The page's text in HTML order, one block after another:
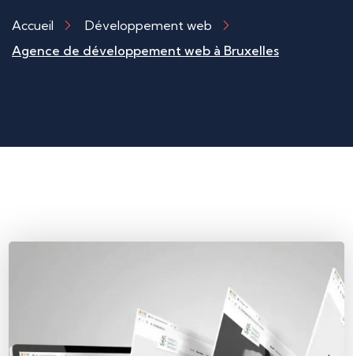
Accueil
Développement web
Agence de développement web à Bruxelles